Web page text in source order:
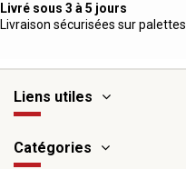
Livré sous 3 à 5 jours
Livraison sécurisées sur palettes
Liens utiles
Catégories